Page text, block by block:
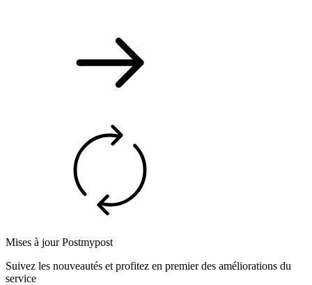
Mises à jour Postmypost
Suivez les nouveautés et profitez en premier des améliorations du
service